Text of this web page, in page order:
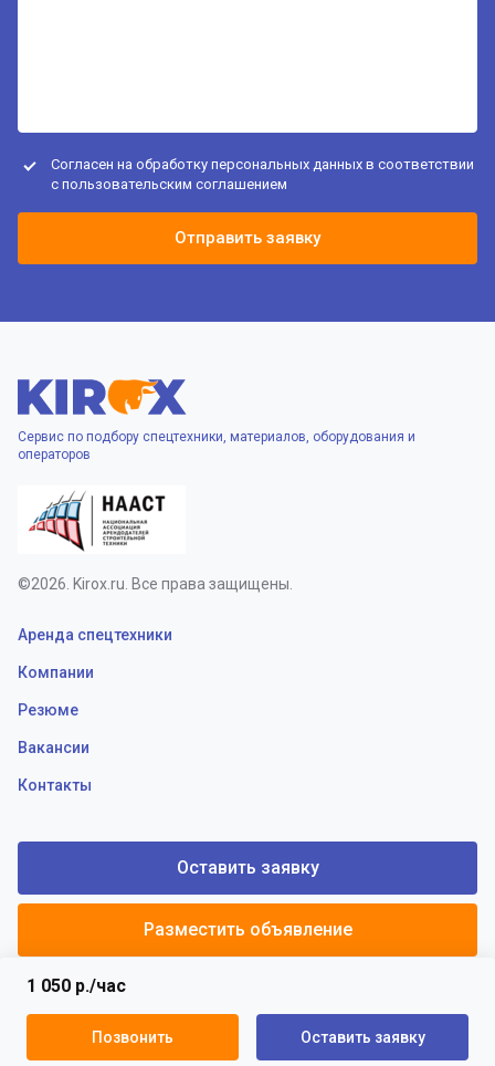
1 050 р./час
Позвонить Оставить заявку
Согласен на обработку персональных данных в соответствии
с пользовательским соглашением
Отправить заявку
Сервис по подбору спецтехники, материалов, оборудования и
операторов
©2026. Kirox.ru. Все права защищены.
Аренда спецтехники
Компании
Резюме
Вакансии
Контакты
Оставить заявку
Разместить объявление
Пользовательское соглашение